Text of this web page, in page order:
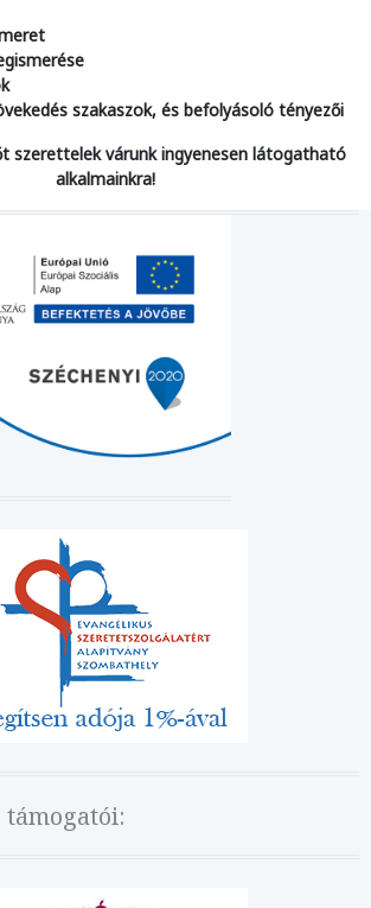
szakaszok, és befolyásoló tényezői
szerettelek várunk ingyenesen látogatható
alkalmainkra!